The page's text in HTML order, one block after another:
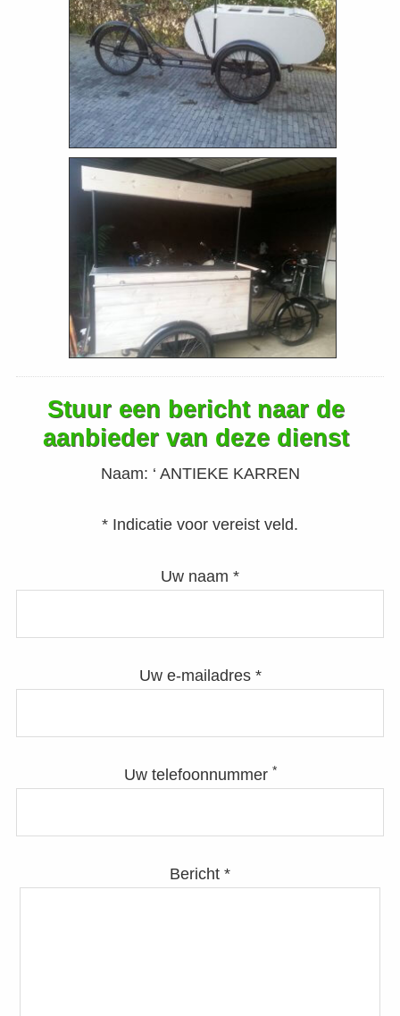
Stuur een bericht naar de
aanbieder van deze dienst
Naam: ‘ ANTIEKE KARREN
* Indicatie voor vereist veld.
Uw naam *
Uw e-mailadres *
Uw telefoonnummer *
Bericht *